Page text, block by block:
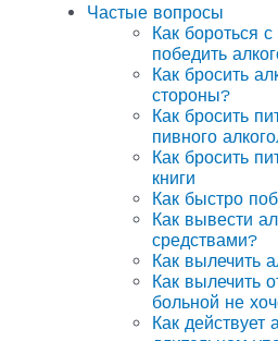
Частые вопросы
Как бороться
победить
Как бросить
стороны?
Как бросить
пивного
Как бросить
книги
Как быстро
Как вывести
средствами?
Как вылечить
Как вылечить
больной не
Как действует